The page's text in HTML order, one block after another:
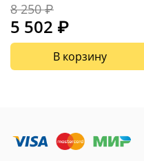
8 250 ₽
5 502 ₽
В корзину